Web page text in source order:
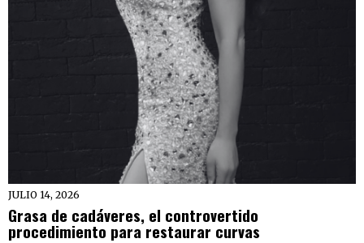
JULIO 14, 2026
Grasa de cadáveres, el controvertido
procedimiento para restaurar curvas